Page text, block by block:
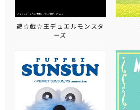
遊☆戯☆王デュエルモンスタ
ーズ